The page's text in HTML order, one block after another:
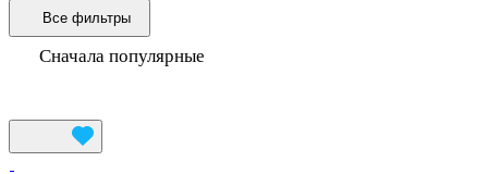
Все фильтры
Сначала популярные